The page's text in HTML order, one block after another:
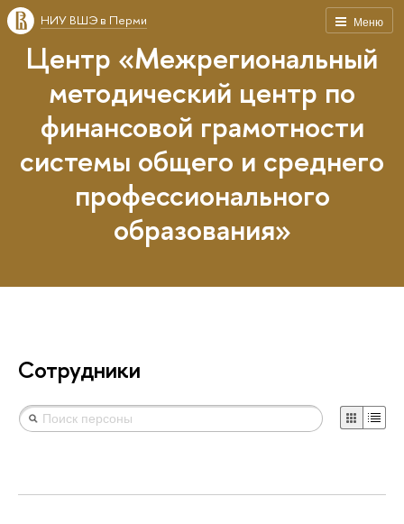
Меню
НИУ ВШЭ в Перми
Центр «Межрегиональный
методический центр по
финансовой грамотности
системы общего и среднего
профессионального
образования»
Сотрудники